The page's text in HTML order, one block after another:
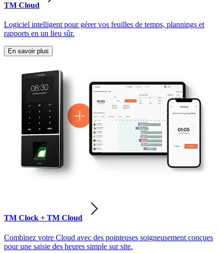
TM Cloud
Logiciel intelligent pour gérer vos feuilles de temps, plannings et
rapports en un lieu sûr.
En savoir plus
TM Clock + TM Cloud
Combinez votre Cloud avec des pointeuses soigneusement conçues
pour une saisie des heures simple sur site.